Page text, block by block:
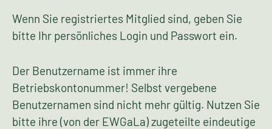
Wenn Sie registriertes Mitglied sind, geben Sie
bitte Ihr persönliches Login und Passwort ein.
Der Benutzername ist immer ihre
Betriebskontonummer! Selbst vergebene
Benutzernamen sind nicht mehr gültig. Nutzen Sie
bitte ihre (von der EWGaLa) zugeteilte eindeutige